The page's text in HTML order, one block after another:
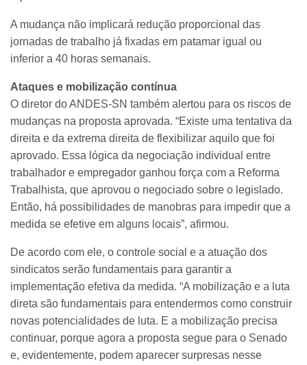
A mudança não implicará redução proporcional das
jornadas de trabalho já fixadas em patamar igual ou
inferior a 40 horas semanais.
Ataques e mobilização contínua
O diretor do ANDES-SN também alertou para os riscos de
mudanças na proposta aprovada. “Existe uma tentativa da
direita e da extrema direita de flexibilizar aquilo que foi
aprovado. Essa lógica da negociação individual entre
trabalhador e empregador ganhou força com a Reforma
Trabalhista, que aprovou o negociado sobre o legislado.
Então, há possibilidades de manobras para impedir que a
medida se efetive em alguns locais”, afirmou.
De acordo com ele, o controle social e a atuação dos
sindicatos serão fundamentais para garantir a
implementação efetiva da medida. “A mobilização e a luta
direta são fundamentais para entendermos como construir
novas potencialidades de luta. E a mobilização precisa
continuar, porque agora a proposta segue para o Senado
e, evidentemente, podem aparecer surpresas nesse